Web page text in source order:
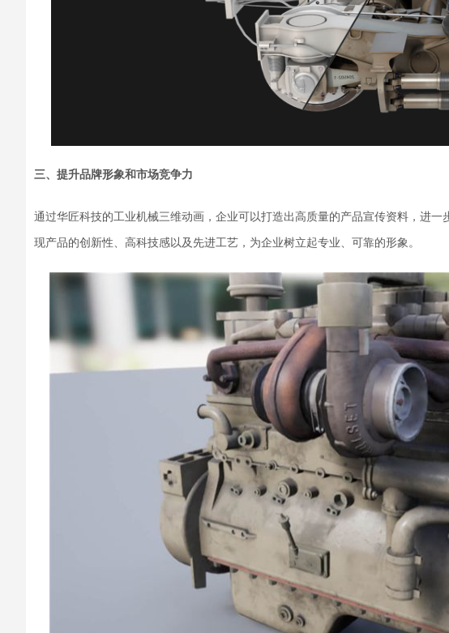
三、提升品牌形象和市场竞争力
通过华匠科技的工业机械三维动画，企业可以打造出高质量的产品宣传资料，进
现产品的创新性、高科技感以及先进工艺，为企业树立起专业、可靠的形象。